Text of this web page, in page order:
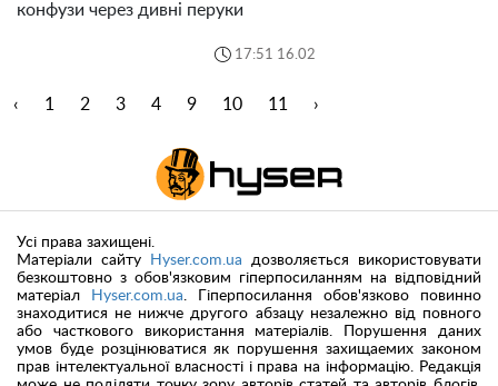
конфузи через дивні перуки
17:51 16.02
‹ 1 2 3 4 9 10 11 ›
Усі права захищені.
Матеріали сайту
Hyser.com.ua дозволяється використовувати
безкоштовно з обов'язковим гіперпосиланням на відповідний
матеріал
Hyser.com.ua. Гіперпосилання обов'язково повинно
знаходитися не нижче другого абзацу незалежно від повного
або часткового використання матеріалів. Порушення даних
умов буде розцінюватися як порушення захищаемих законом
прав інтелектуальної власності і права на інформацію. Редакція